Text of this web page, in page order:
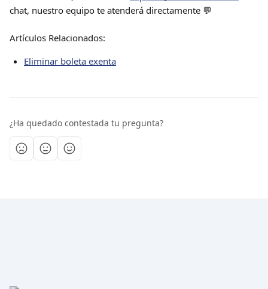
chat, nuestro equipo te atenderá directamente 💬
Artículos Relacionados:
Eliminar boleta exenta
¿Ha quedado contestada tu pregunta?